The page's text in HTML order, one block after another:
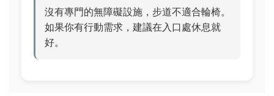
沒有專門的無障礙設施，步道不適合輪椅。
如果你有行動需求，建議在入口處休息就
好。